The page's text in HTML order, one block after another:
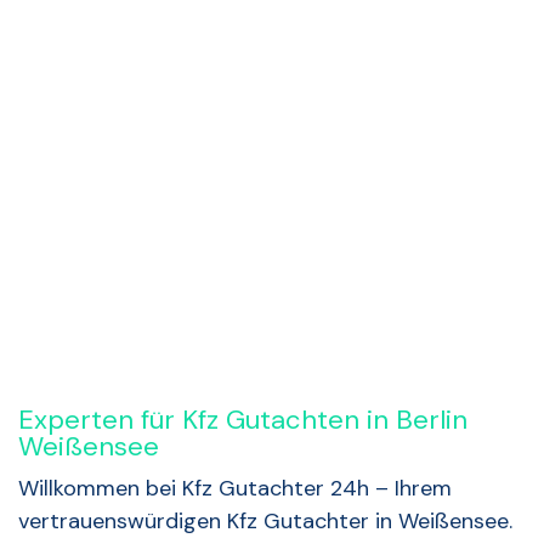
Experten für Kfz Gutachten in Berlin
Weißensee
Willkommen bei Kfz Gutachter 24h – Ihrem
vertrauenswürdigen Kfz Gutachter in Weißensee.